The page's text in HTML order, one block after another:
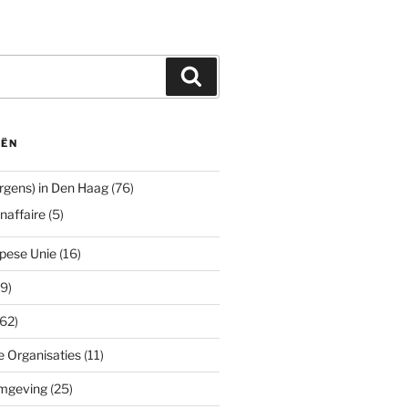
in Den Haag(76)
(5)
Unie(16)
Organisaties(11)
(25)